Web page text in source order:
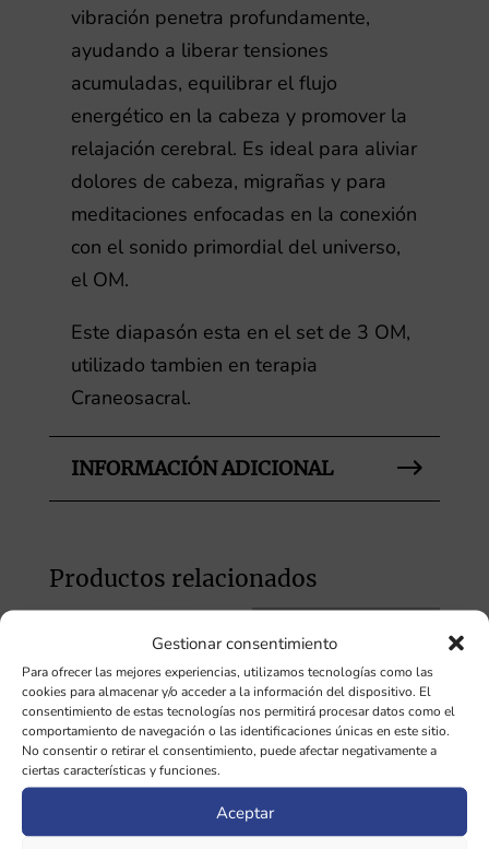
Gestionar consentimiento
Para ofrecer las mejores experiencias, utilizamos tecnologías como las
cookies para almacenar y/o acceder a la información del dispositivo. El
consentimiento de estas tecnologías nos permitirá procesar datos como el
comportamiento de navegación o las identificaciones únicas en este sitio.
No consentir o retirar el consentimiento, puede afectar negativamente a
ciertas características y funciones.
Aceptar
vibración penetra profundamente,
ayudando a liberar tensiones
acumuladas, equilibrar el flujo
energético en la cabeza y promover la
relajación cerebral. Es ideal para aliviar
dolores de cabeza, migrañas y para
meditaciones enfocadas en la conexión
con el sonido primordial del universo,
el OM.
Este diapasón esta en el set de 3 OM,
utilizado tambien en terapia
Craneosacral.
INFORMACIÓN ADICIONAL
Productos relacionados
Set de 11